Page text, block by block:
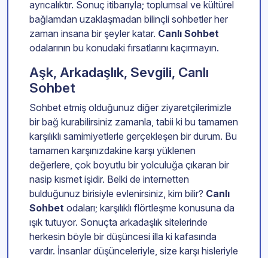
ayrıcalıktır. Sonuç itibarıyla; toplumsal ve kültürel
bağlamdan uzaklaşmadan bilinçli sohbetler her
zaman insana bir şeyler katar. Canlı Sohbet
odalarının bu konudaki fırsatlarını kaçırmayın.
Aşk, Arkadaşlık, Sevgili, Canlı
Sohbet
Sohbet etmiş olduğunuz diğer ziyaretçilerimizle
bir bağ kurabilirsiniz zamanla, tabii ki bu tamamen
karşılıklı samimiyetlerle gerçekleşen bir durum. Bu
tamamen karşınızdakine karşı yüklenen
değerlere, çok boyutlu bir yolculuğa çıkaran bir
nasip kısmet işidir. Belki de internetten
bulduğunuz birisiyle evlenirsiniz, kim bilir? Canlı
Sohbet odaları; karşılıklı flörtleşme konusuna da
ışık tutuyor. Sonuçta arkadaşlık sitelerinde
herkesin böyle bir düşüncesi illa ki kafasında
vardır. İnsanlar düşünceleriyle, size karşı hisleriyle